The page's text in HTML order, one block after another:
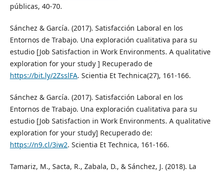
públicas, 40-70.
Sánchez & García. (2017). Satisfacción Laboral en los
Entornos de Trabajo. Una exploración cualitativa para su
estudio [Job Satisfaction in Work Environments. A qualitative
exploration for your study ] Recuperado de
https://bit.ly/2ZsslFA. Scientia Et Technica(27), 161-166.
Sánchez & García. (2017). Satisfacción Laboral en los
Entornos de Trabajo. Una exploración cualitativa para su
estudio [Job Satisfaction in Work Environments. A qualitative
exploration for your study] Recuperado de:
https://n9.cl/3iw2. Scientia Et Technica, 161-166.
Tamariz, M., Sacta, R., Zabala, D., & Sánchez, J. (2018). La